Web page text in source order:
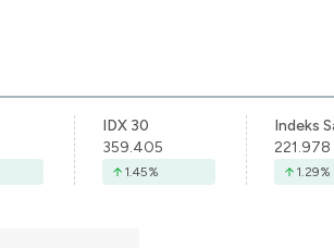
IDX 30
359.405
1.45%
221.978
1.29%